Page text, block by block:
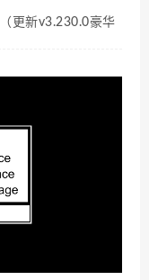
更新v3.230.0豪华